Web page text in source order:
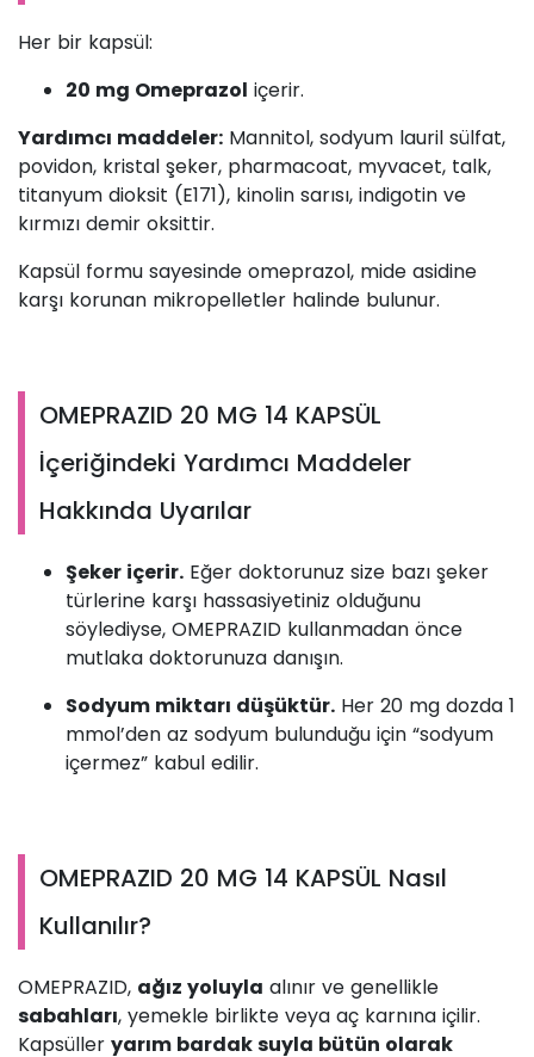
Her bir kapsül:
20 mg Omeprazol içerir.
Yardımcı maddeler: Mannitol, sodyum lauril sülfat,
povidon, kristal şeker, pharmacoat, myvacet, talk,
titanyum dioksit (E171), kinolin sarısı, indigotin ve
kırmızı demir oksittir.
Kapsül formu sayesinde omeprazol, mide asidine
karşı korunan mikropelletler halinde bulunur.
OMEPRAZID 20 MG 14 KAPSÜL
İçeriğindeki Yardımcı Maddeler
Hakkında Uyarılar
Şeker içerir. Eğer doktorunuz size bazı şeker
türlerine karşı hassasiyetiniz olduğunu
söylediyse, OMEPRAZID kullanmadan önce
mutlaka doktorunuza danışın.
Sodyum miktarı düşüktür. Her 20 mg dozda 1
mmol’den az sodyum bulunduğu için “sodyum
içermez” kabul edilir.
OMEPRAZID 20 MG 14 KAPSÜL Nasıl
Kullanılır?
OMEPRAZID, ağız yoluyla alınır ve genellikle
sabahları, yemekle birlikte veya aç karnına içilir.
Kapsüller yarım bardak suyla bütün olarak